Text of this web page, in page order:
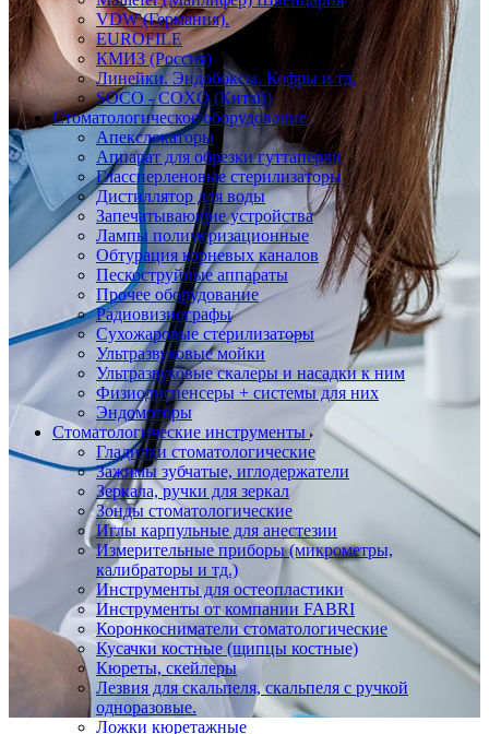
VDW (Германия).
EUROFILE
КМИЗ (Россия)
Линейки. Эндобоксы. Кофры и тд.
SOCO - COXO (Китай)
Стоматологическое оборудование
Апекслокаторы
Аппарат для обрезки гуттаперчи
Глассперленовые стерилизаторы
Дистиллятор для воды
Запечатывающие устройства
Лампы полимеризационные
Обтурация корневых каналов
Пескоструйные аппараты
Прочее оборудование
Радиовизиографы
Сухожаровые стерилизаторы
Ультразвуковые мойки
Ультразвуковые скалеры и насадки к ним
Физиодиспенсеры + системы для них
Эндомоторы
Стоматологические инструменты
Гладилки стоматологические
Зажимы зубчатые, иглодержатели
Зеркала, ручки для зеркал
Зонды стоматологические
Иглы карпульные для анестезии
Измерительные приборы (микрометры,
калибраторы и тд.)
Инструменты для остеопластики
Инструменты от компании FABRI
Коронкосниматели стоматологические
Кусачки костные (щипцы костные)
Кюреты, скейлеры
Лезвия для скальпеля, скальпеля с ручкой
одноразовые.
Ложки кюретажные